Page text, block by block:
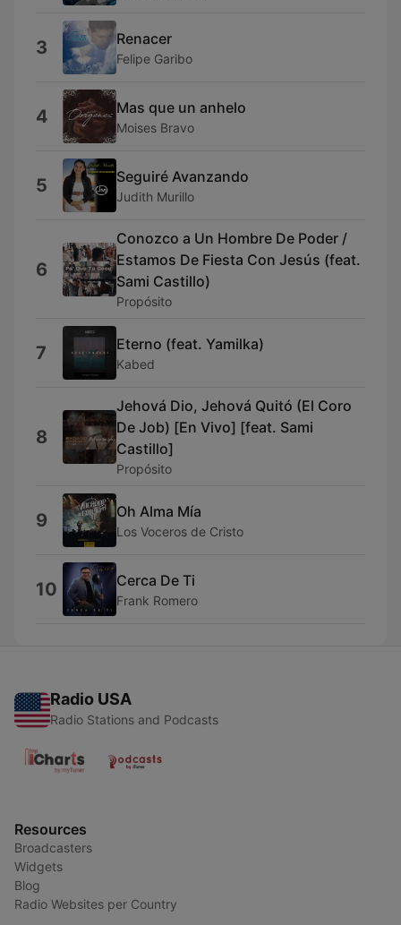
3 Renacer
Felipe Garibo
4 Mas que un anhelo
Moises Bravo
5 Seguiré Avanzando
Judith Murillo
6
Conozco a Un Hombre De Poder /
Estamos De Fiesta Con Jesús (feat.
Sami Castillo)
Propósito
7 Eterno (feat. Yamilka)
Kabed
8
Jehová Dio, Jehová Quitó (El Coro
De Job) [En Vivo] [feat. Sami
Castillo]
Propósito
9 Oh Alma Mía
Los Voceros de Cristo
10 Cerca De Ti
Frank Romero
Radio USA
Radio Stations and Podcasts
Resources
Broadcasters
Widgets
Blog
Radio Websites per Country